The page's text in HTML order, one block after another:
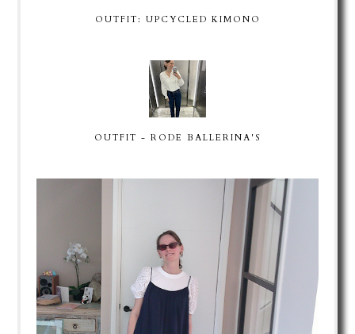
OUTFIT: UPCYCLED KIMONO
OUTFIT - RODE BALLERINA'S